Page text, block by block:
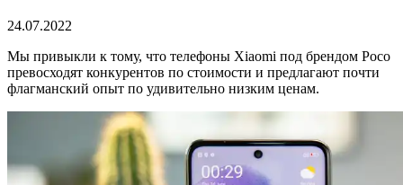
24.07.2022
Мы привыкли к тому, что телефоны Xiaomi под брендом Poco
превосходят конкурентов по стоимости и предлагают почти
флагманский опыт по удивительно низким ценам.